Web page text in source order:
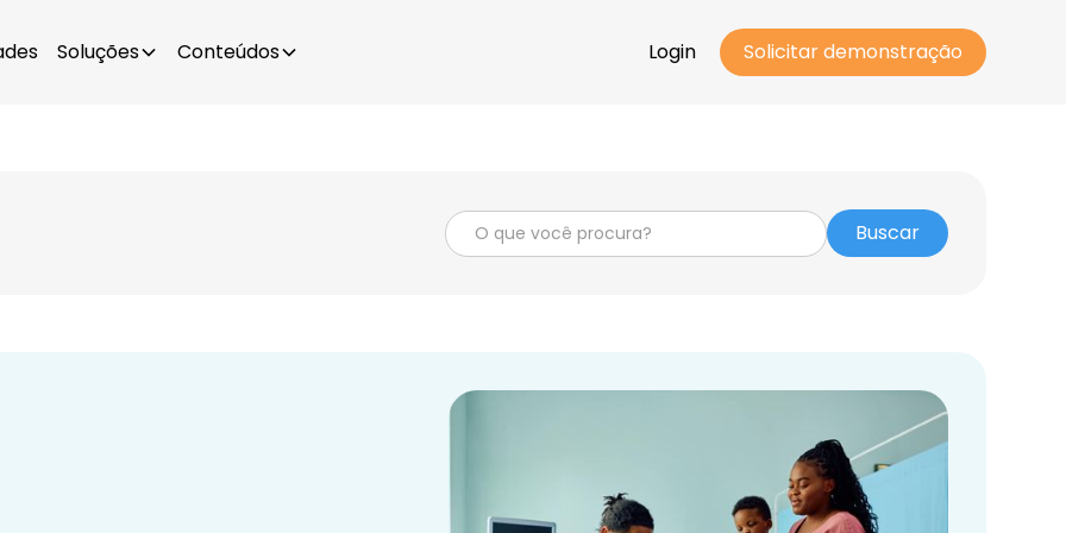
Soluções Conteúdos Login Solicitar demonstração